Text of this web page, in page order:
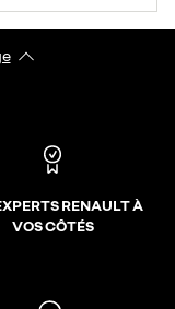
RENAULT À
VOS CÔTÉS